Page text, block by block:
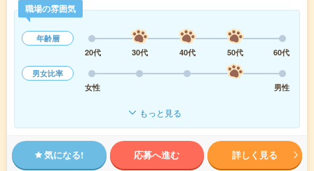
職場の雰囲気
年齢層
20代
30代 40代 50代
60代
男女比率
女性
男性
もっと見る
気になる! 応募へ進む 詳しく見る